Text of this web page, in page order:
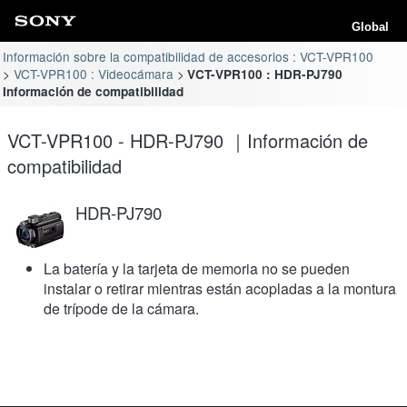
Global
Información sobre la compatibilidad de accesorios : VCT-VPR100
VCT-VPR100 : Videocámara
VCT-VPR100 : HDR-PJ790
Información de compatibilidad
VCT-VPR100 - HDR-PJ790 ｜Información de
compatibilidad
HDR-PJ790
La batería y la tarjeta de memoria no se pueden
instalar o retirar mientras están acopladas a la montura
de trípode de la cámara.